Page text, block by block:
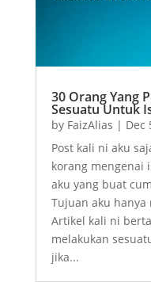
30 Orang Yang
Sesuatu Untuk
by FaizAlias | Dec
Post kali ni aku
korang mengenai
aku yang buat
Tujuan aku hanya
Artikel kali ni
melakukan
jika...